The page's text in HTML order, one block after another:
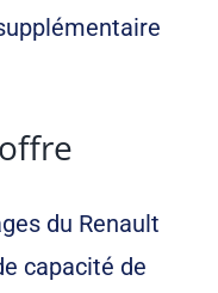
du Renault
capacité de